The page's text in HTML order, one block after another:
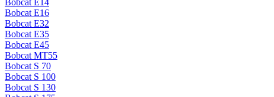
Bobcat E14
Bobcat E16
Bobcat E32
Bobcat E35
Bobcat E45
Bobcat MT55
Bobcat S 70
Bobcat S 100
Bobcat S 130